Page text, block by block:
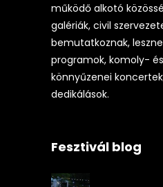
működő alkotó
galériák, civil
bemutatkoznak,
programok, komoly-
könnyűzenei
dedikálások.
Fesztivál blog